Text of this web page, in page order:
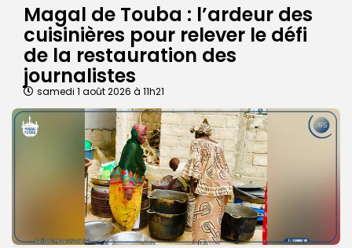
Magal de Touba : l’ardeur des
cuisinières pour relever le défi
de la restauration des
journalistes
samedi 1 août 2026 à 11h21